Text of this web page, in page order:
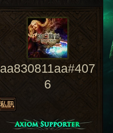
aa830811aa#407
6